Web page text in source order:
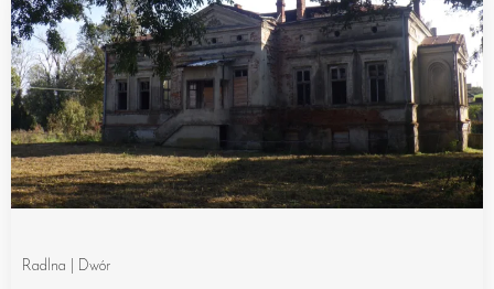
Radlna | Dwór